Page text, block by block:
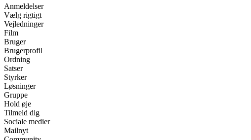
Anmeldelser
Vælg rigtigt
Vejledninger
Film
Bruger
Brugerprofil
Ordning
Satser
Styrker
Løsninger
Gruppe
Hold øje
Tilmeld dig
Sociale medier
Mailnyt